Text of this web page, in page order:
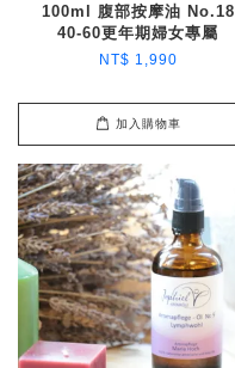
100ml 腹部按摩油 No.18
40-60更年期婦女專屬
NT$ 1,990
加入購物車